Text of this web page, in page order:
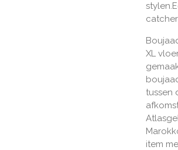
XL
tussen
item